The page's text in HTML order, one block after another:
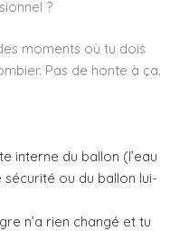
?
moments où tu dois
Pas de honte à ça.
interne du ballon (l’eau
sécurité ou du ballon lui-
n’a rien changé et tu